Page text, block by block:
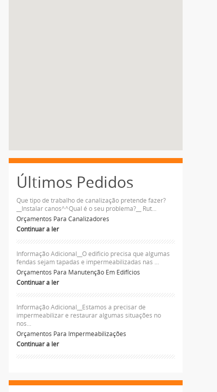
Últimos Pedidos
Que tipo de trabalho de canalização pretende fazer?
__Instalar canos^^Qual é o seu problema?__ Rut...
Orçamentos Para Canalizadores
Continuar a ler
Informação Adicional__O edificio precisa que algumas
fendas sejam tapadas e impermeabilizadas nas ...
Orçamentos Para Manutenção Em Edifícios
Continuar a ler
Informação Adicional__Estamos a precisar de
impermeabilizar e restaurar algumas situações no
nos...
Orçamentos Para Impermeabilizações
Continuar a ler